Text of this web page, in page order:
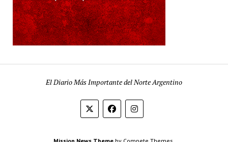
El Diario Más Importante del Norte Argentino